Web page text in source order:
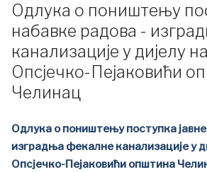
Одлука о поништењу
набавке радова -
канализације у дијелу
Опсјечко-Пејаковићи
Челинац
Одлука о поништењу поступка
изградња фекалне канализације у
Опсјечко-Пејаковићи општина